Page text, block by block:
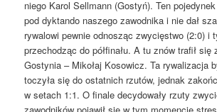
niego Karol Sellmann (Gostyń). Ten
pod dyktando naszego zawodnika i nie dał
rywalowi pewnie odnosząc zwycięstwo (2:0) i
przechodząc do półfinału. A tu znów trafił się
Gostynia – Mikołaj Kosowicz. Ta rywalizacja
toczyła się do ostatnich rzutów, jednak
w setach 1:1. O finale decydowały rzuty